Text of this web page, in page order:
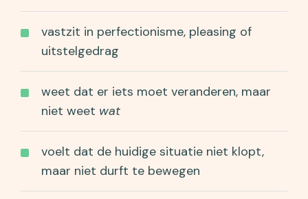
vastzit in perfectionisme, pleasing of
uitstelgedrag
weet dat er iets moet veranderen, maar
niet weet wat
voelt dat de huidige situatie niet klopt,
maar niet durft te bewegen